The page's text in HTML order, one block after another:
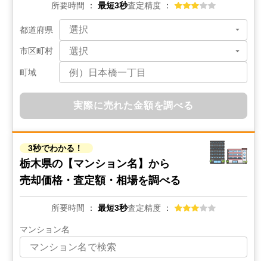
所要時間 最短3秒査定精度
都道府県
市区町村
町域
実際に売れた金額を調べる
3秒でわかる！
栃木県の 【マンション名】から
売却価格・査定額・相場を調べる
所要時間 最短3秒査定精度
マンション名